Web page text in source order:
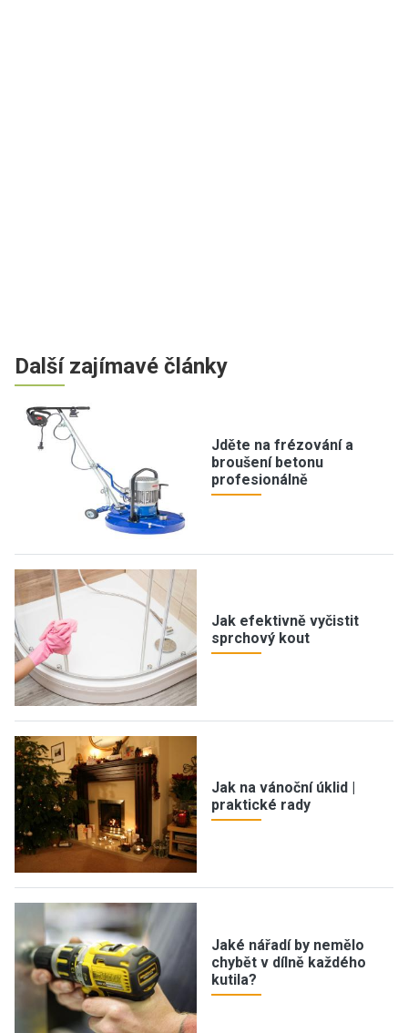
Další zajímavé články
Jděte na frézování a
broušení betonu
profesionálně
Jak efektivně vyčistit
sprchový kout
Jak na vánoční úklid |
praktické rady
Jaké nářadí by nemělo
chybět v dílně každého
kutila?